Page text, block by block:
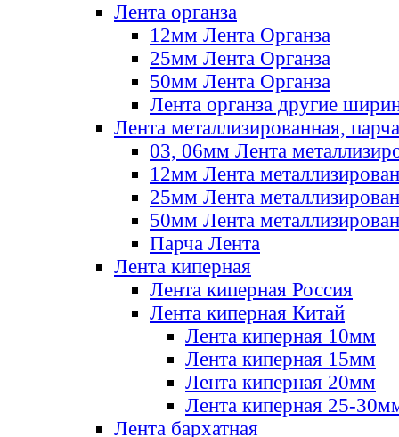
Лента органза
12мм Лента Органза
25мм Лента Органза
50мм Лента Органза
Лента органза другие
Лента металлизированная, парча
03, 06мм Лента
12мм Лента
25мм Лента
50мм Лента
Парча Лента
Лента киперная
Лента киперная Россия
Лента киперная Китай
Лента киперная 10мм
Лента киперная 15мм
Лента киперная 20мм
Лента киперная 25-
Лента бархатная